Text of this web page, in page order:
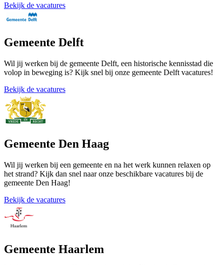
Bekijk de vacatures
Gemeente Delft
Wil jij werken bij de gemeente Delft, een historische kennisstad die
volop in beweging is? Kijk snel bij onze gemeente Delft vacatures!
Bekijk de vacatures
Gemeente Den Haag
Wil jij werken bij een gemeente en na het werk kunnen relaxen op
het strand? Kijk dan snel naar onze beschikbare vacatures bij de
gemeente Den Haag!
Bekijk de vacatures
Gemeente Haarlem